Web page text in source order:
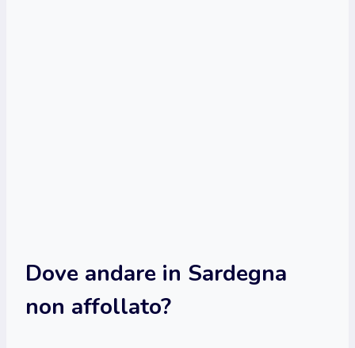
Dove andare in Sardegna
non affollato?